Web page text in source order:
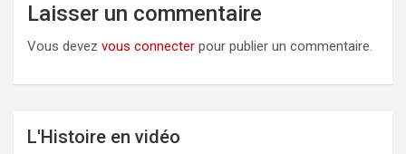
Laisser un commentaire
Vous devez vous connecter pour publier un commentaire.
L'Histoire en vidéo